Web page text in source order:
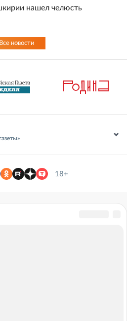
нашел челюсть
Все новости
18+